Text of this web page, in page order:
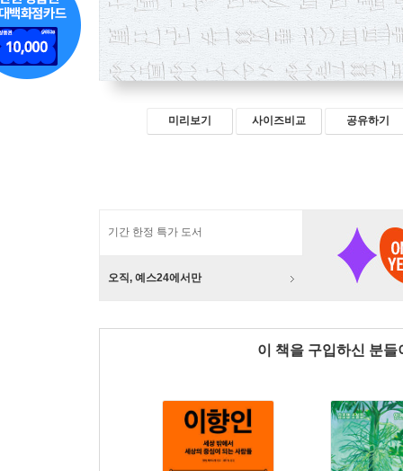
미리보기 사이즈비교 공유하기
기간 한정 특가 도서
오직, 예스24에서만
이 책을 구입하신 분